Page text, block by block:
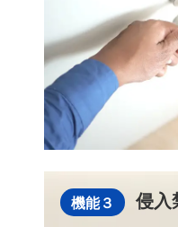
機能３ 侵入